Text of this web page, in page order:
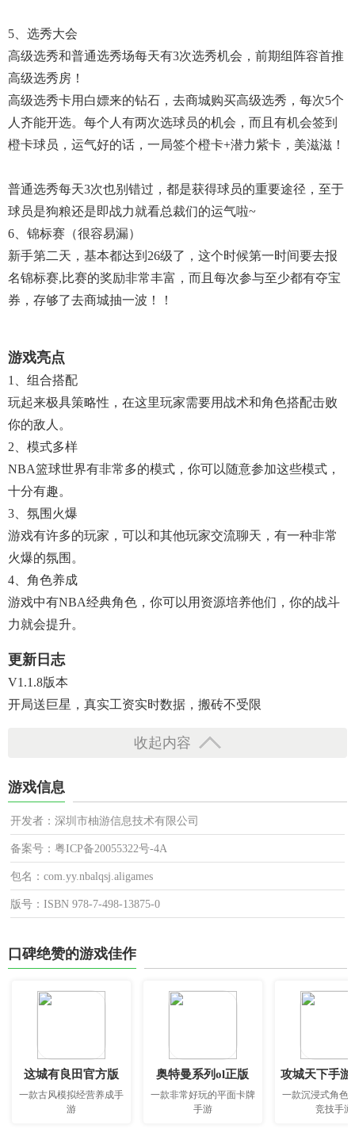
5、选秀大会
高级选秀和普通选秀场每天有3次选秀机会，前期组阵容首推
高级选秀房！
高级选秀卡用白嫖来的钻石，去商城购买高级选秀，每次5个
人齐能开选。每个人有两次选球员的机会，而且有机会签到
橙卡球员，运气好的话，一局签个橙卡+潜力紫卡，美滋滋！
普通选秀每天3次也别错过，都是获得球员的重要途径，至于
球员是狗粮还是即战力就看总裁们的运气啦~
6、锦标赛（很容易漏）
新手第二天，基本都达到26级了，这个时候第一时间要去报
名锦标赛,比赛的奖励非常丰富，而且每次参与至少都有夺宝
券，存够了去商城抽一波！！
游戏亮点
1、组合搭配
玩起来极具策略性，在这里玩家需要用战术和角色搭配击败
你的敌人。
2、模式多样
NBA篮球世界有非常多的模式，你可以随意参加这些模式，
十分有趣。
3、氛围火爆
游戏有许多的玩家，可以和其他玩家交流聊天，有一种非常
火爆的氛围。
4、角色养成
游戏中有NBA经典角色，你可以用资源培养他们，你的战斗
力就会提升。
更新日志
V1.1.8版本
开局送巨星，真实工资实时数据，搬砖不受限
收起内容
游戏信息
开发者：深圳市柚游信息技术有限公司
备案号：粤ICP备20055322号-4A
包名：com.yy.nbalqsj.aligames
版号：ISBN 978-7-498-13875-0
口碑绝赞的游戏佳作
这城有良田官方版
一款古风模拟经营养成手
游
奥特曼系列ol正版
一款非常好玩的平面卡牌
手游
攻城天下手游
一款沉浸式角色
竞技手游